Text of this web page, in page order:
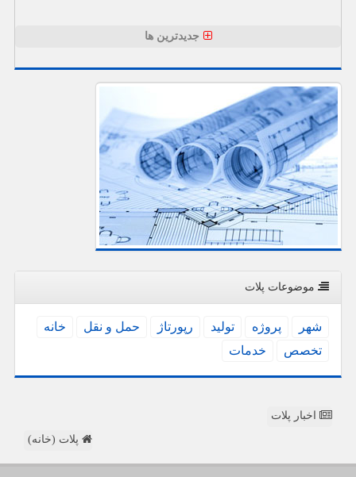
جدیدترین ها
موضوعات پلات
شهر پروژه تولید رپورتاژ حمل و نقل
خانه
تخصص
خدمات
اخبار پلات
پلات (خانه)